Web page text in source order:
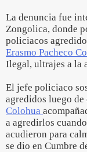
La denuncia fue
Zongolica, donde
policiacos
Erasmo Pacheco
Ilegal, ultrajes a la
El jefe policiaco
agredidos luego
Colohua
a agredirlos
acudieron para
se dio en Cumbre